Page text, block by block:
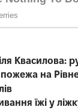
Квасилова:
пожежа на
їжі у